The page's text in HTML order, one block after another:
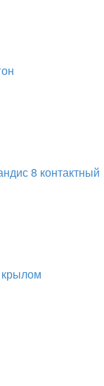
8 контактный
крылом